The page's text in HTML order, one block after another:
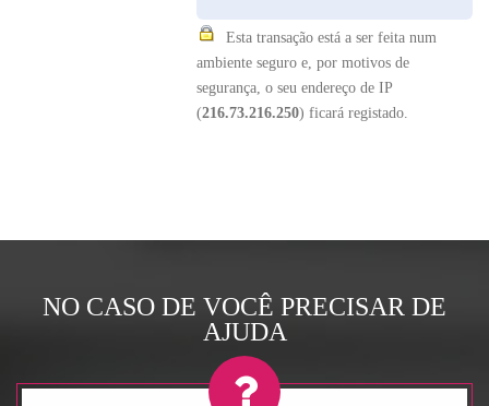
Esta transação está a ser feita num
ambiente seguro e, por motivos de
segurança, o seu endereço de IP
(216.73.216.250) ficará registado.
NO CASO DE VOCÊ PRECISAR DE
AJUDA